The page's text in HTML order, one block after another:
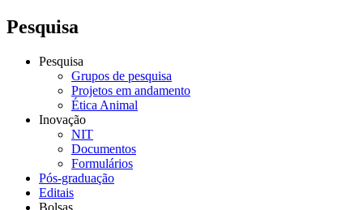
Pesquisa
Pesquisa
Grupos de pesquisa
Projetos em andamento
Ética Animal
Inovação
NIT
Documentos
Formulários
Pós-graduação
Editais
Bolsas